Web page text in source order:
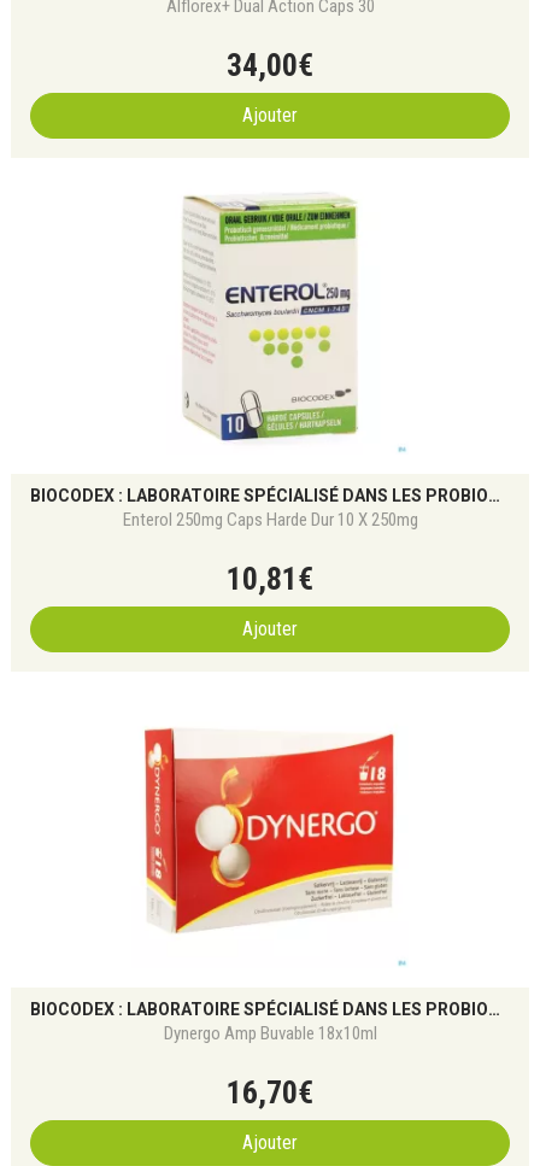
Alflorex+ Dual Action Caps 30
34,00€
Ajouter
BIOCODEX : LABORATOIRE SPÉCIALISÉ DANS LES PROBIOTIQUES ET LA SANTÉ DU MICROBIOTE
Enterol 250mg Caps Harde Dur 10 X 250mg
10,81€
Ajouter
BIOCODEX : LABORATOIRE SPÉCIALISÉ DANS LES PROBIOTIQUES ET LA SANTÉ DU MICROBIOTE
Dynergo Amp Buvable 18x10ml
16,70€
Ajouter